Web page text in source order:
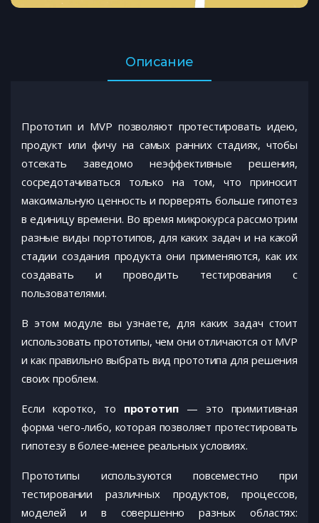
Описание
Прототип и MVP позволяют протестировать идею,
продукт или фичу на самых ранних стадиях, чтобы
отсекать заведомо неэффективные решения,
сосредотачиваться только на том, что приносит
максимальную ценность и порверять больше гипотез
в единицу времени. Во время микрокурса рассмотрим
разные виды портотипов, для каких задач и на какой
стадии создания продукта они применяются, как их
создавать и проводить тестирования с
пользователями.
В этом модуле вы узнаете, для каких задач стоит
использовать прототипы, чем они отличаются от MVP
и как правильно выбрать вид прототипа для решения
своих проблем.
Если коротко, то прототип— это примитивная
форма чего-либо, которая позволяет протестировать
гипотезу в более-менее реальных условиях.
Прототипы используются повсеместно при
тестировании различных продуктов, процессов,
моделей и в совершенно разных областях: